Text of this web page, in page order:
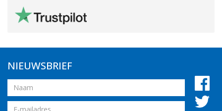
NIEUWSBRIEF
Naam
Email